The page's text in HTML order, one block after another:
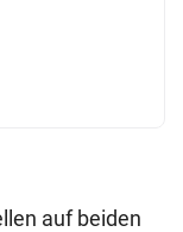
auf beiden